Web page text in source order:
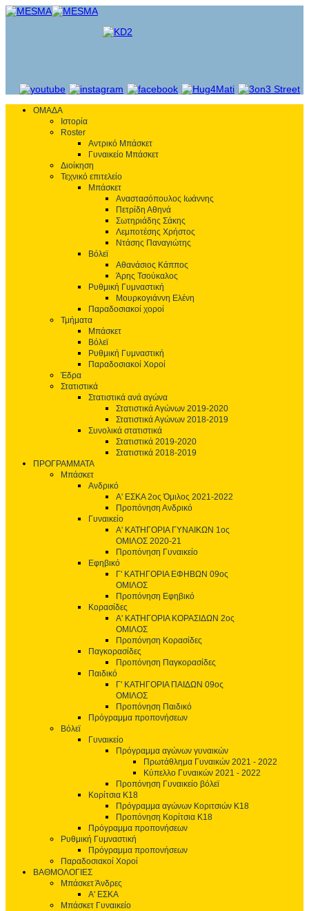
ΟΜΑΔΑ
Ιστορία
Roster
Αντρικό Μπάσκετ
Γυναικείο Μπάσκετ
Διοίκηση
Τεχνικό επιτελείο
Μπάσκετ
Αναστασόπουλος Ιωάννης
Πετρίδη Αθηνά
Σωτηριάδης Σάκης
Λεμποτέσης Χρήστος
Ντάσης Παναγιώτης
Βόλεϊ
Αθανάσιος Κάππος
Άρης Τσούκαλος
Ρυθμική Γυμναστική
Μουρκογιάννη Ελένη
Παραδοσιακοί χοροί
Τμήματα
Μπάσκετ
Βόλεϊ
Ρυθμική Γυμναστική
Παραδοσιακοί Χοροί
Έδρα
Στατιστικά
Στατιστικά ανά αγώνα
Στατιστικά Αγώνων 2019-2020
Στατιστικά Αγώνων 2018-2019
Συνολικά στατιστικά
Στατιστικά 2019-2020
Στατιστικά 2018-2019
ΠΡΟΓΡΑΜΜΑΤΑ
Μπάσκετ
Ανδρικό
Α' ΕΣΚΑ 2ος Όμιλος 2021-2022
Προπόνηση Ανδρικό
Γυναικείο
Α' ΚΑΤΗΓΟΡΙΑ ΓΥΝΑΙΚΩΝ 1ος
ΟΜΙΛΟΣ 2020-21
Προπόνηση Γυναικείο
Εφηβικό
Γ' ΚΑΤΗΓΟΡΙΑ ΕΦΗΒΩΝ 09ος
ΟΜΙΛΟΣ
Προπόνηση Εφηβικό
Κορασίδες
Α' ΚΑΤΗΓΟΡΙΑ ΚΟΡΑΣΙΔΩΝ 2ος
ΟΜΙΛΟΣ
Προπόνηση Κορασίδες
Παγκορασίδες
Προπόνηση Παγκορασίδες
Παιδικό
Γ' ΚΑΤΗΓΟΡΙΑ ΠΑΙΔΩΝ 09ος
ΟΜΙΛΟΣ
Προπόνηση Παιδικό
Πρόγραμμα προπονήσεων
Βόλεϊ
Γυναικείο
Πρόγραμμα αγώνων γυναικών
Πρωτάθλημα Γυναικών 2021 - 2022
Κύπελλο Γυναικών 2021 - 2022
Προπόνηση Γυναικείο βόλεϊ
Κορίτσια Κ18
Πρόγραμμα αγώνων Κοριτσιών Κ18
Προπόνηση Κορίτσια Κ18
Πρόγραμμα προπονήσεων
Ρυθμική Γυμναστική
Πρόγραμμα προπονήσεων
Παραδοσιακοί Χοροί
ΒΑΘΜΟΛΟΓΙΕΣ
Μπάσκετ Άνδρες
Α' ΕΣΚΑ
Μπάσκετ Γυναικείο